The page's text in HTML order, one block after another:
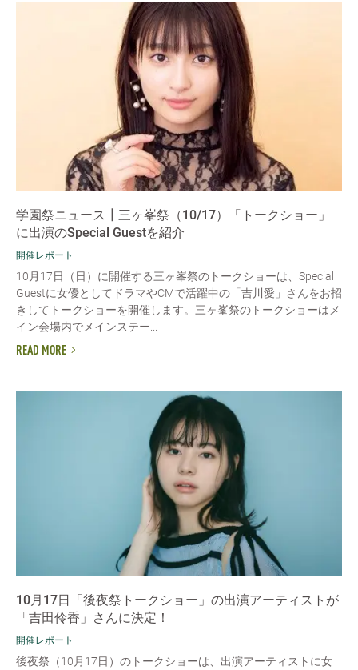
学園祭ニュース┃三ヶ峯祭（10/17）「トークショー」
に出演のSpecial Guestを紹介
開催レポート
10月17日（日）に開催する三ヶ峯祭のトークショーは、Special
Guestに女優としてドラマやCMで活躍中の「吉川愛」さんをお招
きしてトークショーを開催します。三ヶ峯祭のトークショーはメ
イン会場内でメインステー...
READ MORE
10月17日「後夜祭トークショー」の出演アーティストが
「吉田伶香」さんに決定！
開催レポート
後夜祭（10月17日）のトークショーは、出演アーティストに女